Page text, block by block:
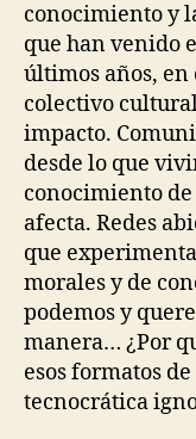
conocimiento y
que han venido
últimos años,
colectivo
impacto.
desde lo que
conocimiento
afecta. Redes
que
morales y de
podemos y
manera… ¿Por
esos formatos
tecnocrática